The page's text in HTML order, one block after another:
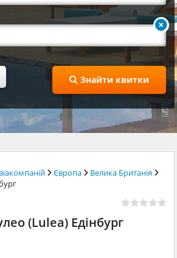
Знайти квитки
Європа
Велика Британія
(Lulea) Едінбург